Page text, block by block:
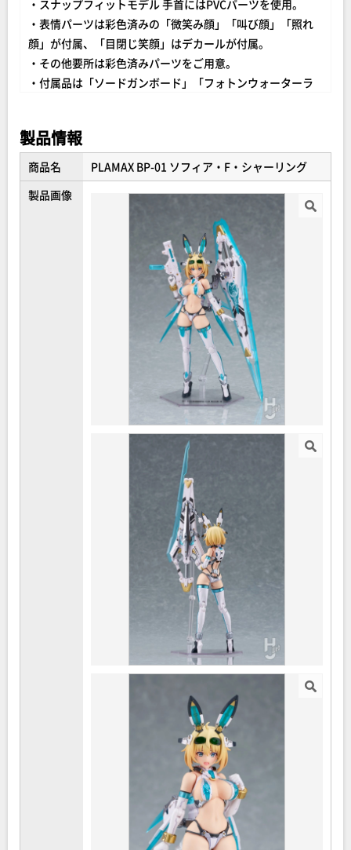
・スナップフィットモデル 手首にはPVCパーツを使用。
・表情パーツは彩色済みの「微笑み顔」「叫び顔」「照れ
顔」が付属、「目閉じ笑顔」はデカールが付属。
・その他要所は彩色済みパーツをご用意。
・付属品は「ソードガンボード」「フォトンウォーターラ
付属します。
・ボーナスパーツとしてバックパックを「figmaソフィア・
F・シャーリング」（別売）のものと差し替えるアタッチメ
ントパーツもご用意しました。
・さまざまなシーンを可能にする可動支柱付き専用台座が
・水転写式デカールが付属。
製品情報
商品名
PLAMAX BP-01 ソフィア・F・シャーリング
製品画像